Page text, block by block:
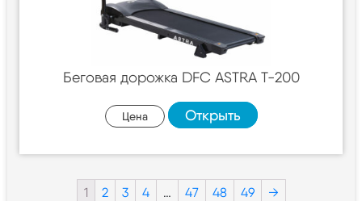
Беговая дорожка DFC ASTRA T-200
Цена Открыть
1 2 3 4 … 47 48 49 →